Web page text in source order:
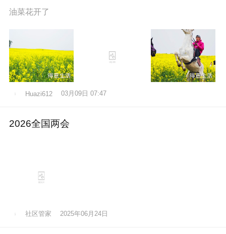
油菜花开了
Huazi612 03月09日 07:47
2026全国两会
社区管家 2025年06月24日